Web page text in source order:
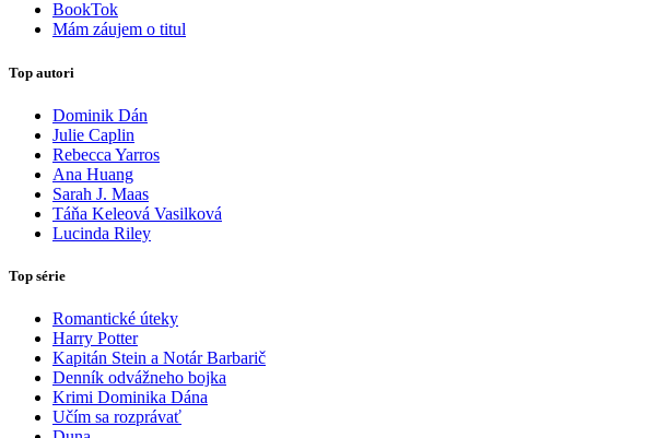
BookTok
Mám záujem o titul
Top autori
Dominik Dán
Julie Caplin
Rebecca Yarros
Ana Huang
Sarah J. Maas
Táňa Keleová Vasilková
Lucinda Riley
Top série
Romantické úteky
Harry Potter
Kapitán Stein a Notár Barbarič
Denník odvážneho bojka
Krimi Dominika Dána
Učím sa rozprávať